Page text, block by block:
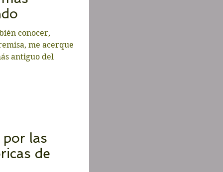
conocer,
me acerque
antiguo del
las
de